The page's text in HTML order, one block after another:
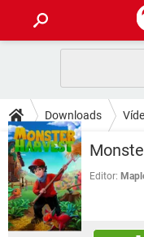
CELULAR
OUTLOOK
INSTAGRAM
GUIA DE COMPRAS
DICAS
JOGOS
CELULAR
OUTLOOK
INSTAGRAM
DOWNLOADS
JOGOS
CELULAR
OUTLOOK
FÓRUM
JOGOS
GLOSSÁRIO
Downloads
Editor: